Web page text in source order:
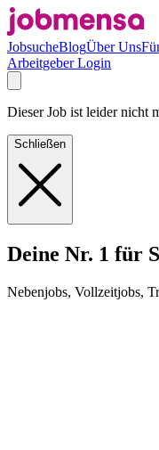
JobsucheBlogÜber Uns
Arbeitgeber Login
Dieser Job ist leider nicht
Schließen
Deine Nr. 1 für
Nebenjobs, Vollzeitjobs,